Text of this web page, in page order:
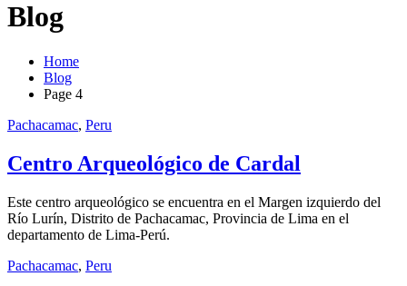
Blog
Home
Blog
Page 4
Pachacamac, Peru
Centro Arqueológico de Cardal
Este centro arqueológico se encuentra en el Margen izquierdo del
Río Lurín, Distrito de Pachacamac, Provincia de Lima en el
departamento de Lima-Perú.
Pachacamac, Peru